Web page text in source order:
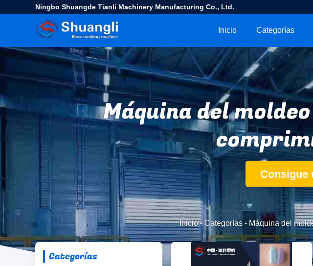
Ningbo Shuangde Tianli Machinery Manufacturing Co., Ltd.
Inicio Categorías
Máquina del
Consigue
Inicio-Categorías- Máquina del
Categorías